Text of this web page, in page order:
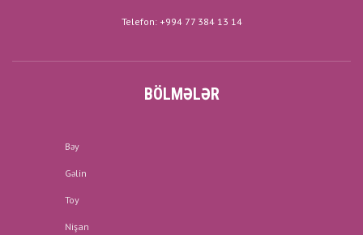
Telefon: +994 77 384 13 14
BÖLMƏLƏR
Bəy
Gəlin
Toy
Nişan